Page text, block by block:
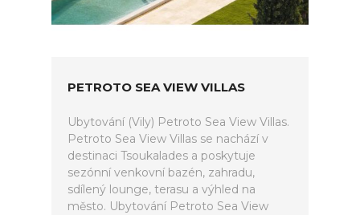
PETROTO SEA VIEW VILLAS
Ubytování (Vily) Petroto Sea View Villas.
Petroto Sea View Villas se nachází v
destinaci Tsoukalades a poskytuje
sezónní venkovní bazén, zahradu,
sdílený lounge, terasu a výhled na
město. Ubytování Petroto Sea View